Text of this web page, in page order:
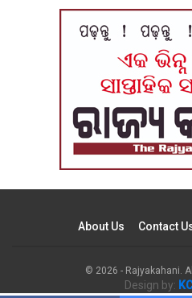
About Us Contact
© 2026 - Rajyakahani.
Design by: